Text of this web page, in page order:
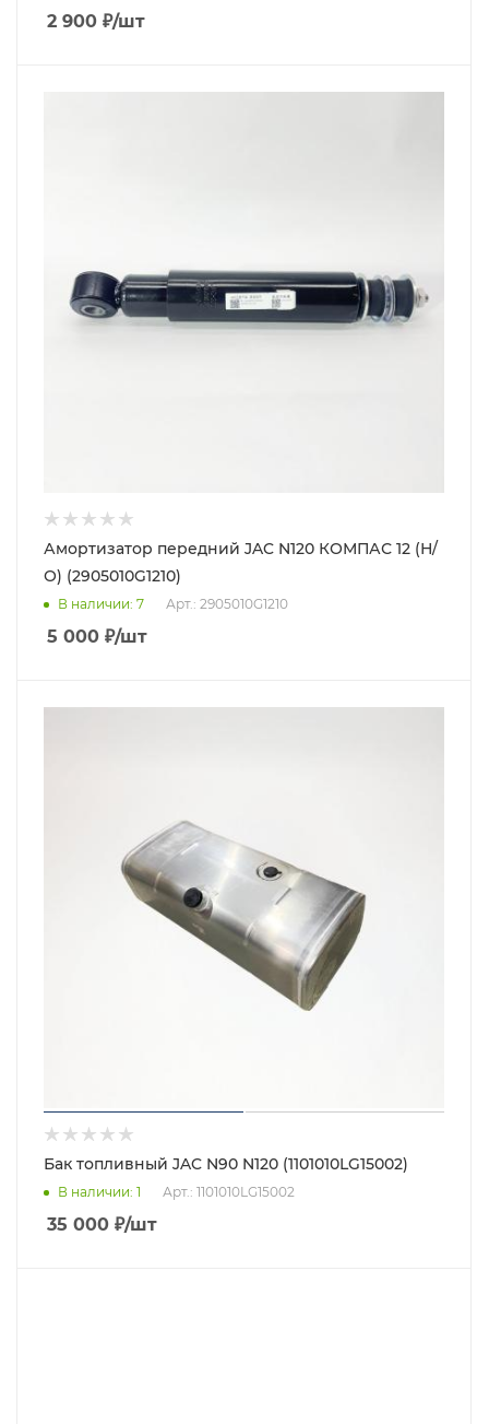
2 900 ₽/шт
Амортизатор передний JAC N120 КОМПАС 12 (Н/
О) (2905010G1210)
В наличии: 7 Арт.: 2905010G1210
5 000 ₽/шт
Бак топливный JAC N90 N120 (1101010LG15002)
В наличии: 1 Арт.: 1101010LG15002
35 000 ₽/шт